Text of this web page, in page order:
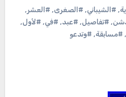
, #الشيباني, #الصغرى, #العشر,
, #تفاصيل, #عبد, #في, #لأول,
, #مسابقة, #وتدعو